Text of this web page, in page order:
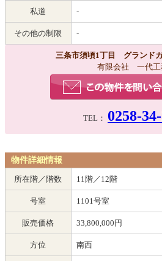
私道 -
その他の制限 -
三条市須頃1丁目 グランド
有限会社 一代工
TEL： 0258-
物件詳細情報
所在階／階数 11階／12階
号室 1101号室
販売価格 33,800,000円
方位 南西